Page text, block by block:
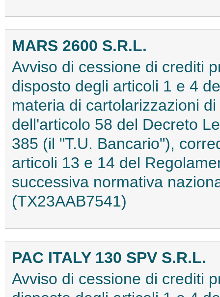
MARS 2600 S.R.L.
Avviso di cessione di crediti
disposto degli articoli 1 e 4
materia di cartolarizzazioni
dell'articolo 58 del Decreto
385 (il "T.U. Bancario"),
articoli 13 e 14 del
successiva normativa
(TX23AAB7541)
PAC ITALY 130 SPV S.R.L.
Avviso di cessione di crediti